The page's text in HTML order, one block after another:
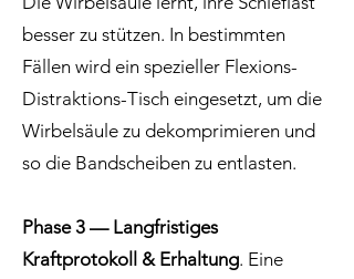
besser zu stützen. In bestimmten
Fällen wird ein spezieller Flexions-
Distraktions-Tisch eingesetzt, um die
Wirbelsäule zu dekomprimieren und
so die Bandscheiben zu entlasten.
Phase 3 — Langfristiges
Kraftprotokoll & Erhaltung. Eine